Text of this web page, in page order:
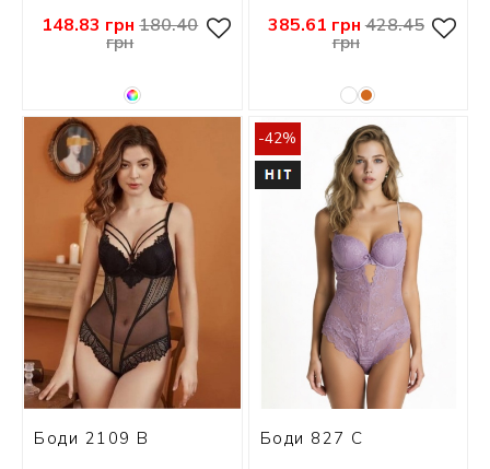
148.83 грн 180.40
грн
385.61 грн 428.45
грн
Боди 2109 B
-42%
Боди 827 С